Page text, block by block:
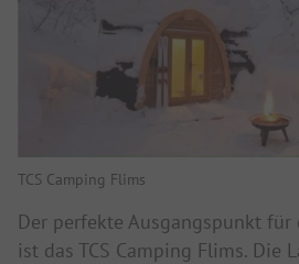
TCS Camping Flims
Der perfekte Ausgangspunkt
ist das TCS Camping Flims. Die